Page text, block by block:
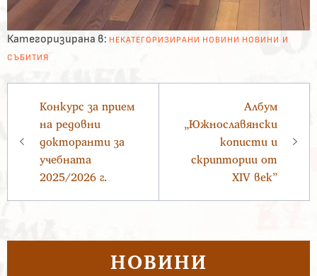
Категоризирана в: НЕКАТЕГОРИЗИРАНИ НОВИНИ НОВИНИ И
СЪБИТИЯ
Конкурс за прием
на редовни
докторанти за
учебната
2025/2026 г.
Албум
„Южнославянски
кописти и
скриптории от
XIV век”
НОВИНИ